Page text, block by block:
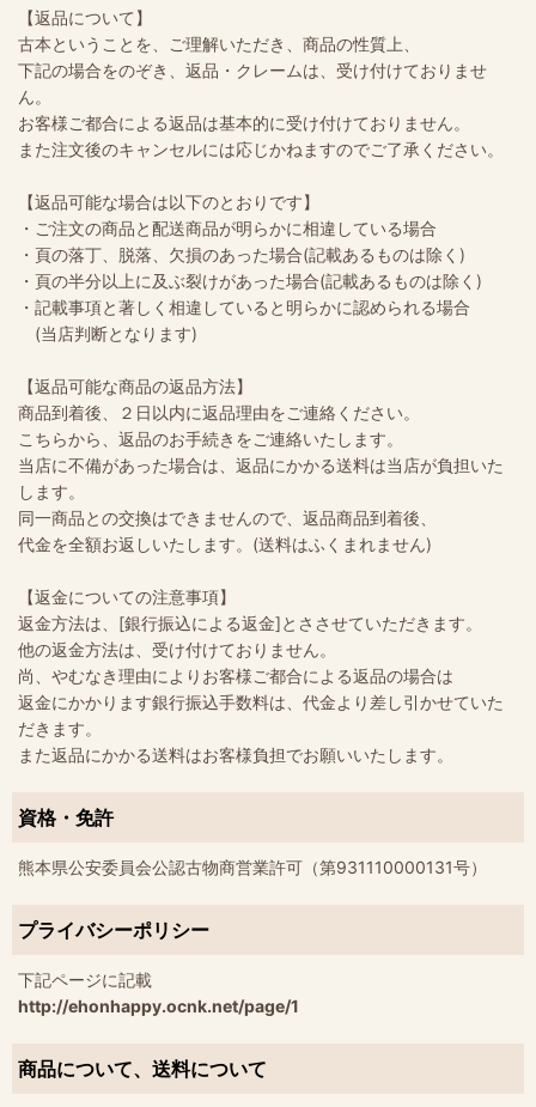
【返品について】
古本ということを、ご理解いただき、商品の性質上、
下記の場合をのぞき、返品・クレームは、受け付けておりませ
ん。
お客様ご都合による返品は基本的に受け付けておりません。
また注文後のキャンセルには応じかねますのでご了承ください。
【返品可能な場合は以下のとおりです】
・ご注文の商品と配送商品が明らかに相違している場合
・頁の落丁、脱落、欠損のあった場合(記載あるものは除く)
・頁の半分以上に及ぶ裂けがあった場合(記載あるものは除く)
・記載事項と著しく相違していると明らかに認められる場合
(当店判断となります)
【返品可能な商品の返品方法】
商品到着後、２日以内に返品理由をご連絡ください。
こちらから、返品のお手続きをご連絡いたします。
当店に不備があった場合は、返品にかかる送料は当店が負担いた
します。
同一商品との交換はできませんので、返品商品到着後、
代金を全額お返しいたします。(送料はふくまれません)
【返金についての注意事項】
返金方法は、[銀行振込による返金]とささせていただきます。
他の返金方法は、受け付けておりません。
尚、やむなき理由によりお客様ご都合による返品の場合は
返金にかかります銀行振込手数料は、代金より差し引かせていた
だきます。
また返品にかかる送料はお客様負担でお願いいたします。
資格・免許
熊本県公安委員会公認古物商営業許可（第931110000131号）
プライバシーポリシー
下記ページに記載
http://ehonhappy.ocnk.net/page/1
商品について、送料について